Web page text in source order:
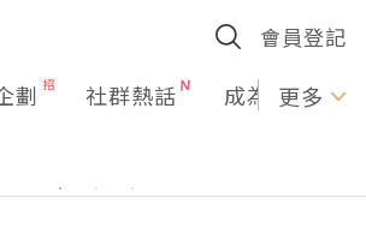
會員登記
劃 社群熱話 成為U更多